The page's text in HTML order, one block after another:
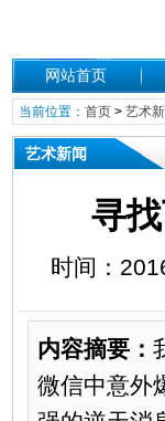
网站首页
当前位置： 首页> 艺术
艺术新闻
寻
时间：
内容摘要：
微信中意外